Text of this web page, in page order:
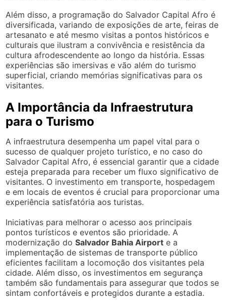
Além disso, a programação do Salvador Capital Afro é
diversificada, variando de exposições de arte, feiras de
artesanato e até mesmo visitas a pontos históricos e
culturais que ilustram a convivência e resistência da
cultura afrodescendente ao longo da história. Essas
experiências são imersivas e vão além do turismo
superficial, criando memórias significativas para os
visitantes.
A Importância da Infraestrutura
para o Turismo
A infraestrutura desempenha um papel vital para o
sucesso de qualquer projeto turístico, e no caso do
Salvador Capital Afro, é essencial garantir que a cidade
esteja preparada para receber um fluxo significativo de
visitantes. O investimento em transporte, hospedagem
e em locais de eventos é crucial para proporcionar uma
experiência satisfatória aos turistas.
Iniciativas para melhorar o acesso aos principais
pontos turísticos e eventos são prioridade. A
modernização doSalvador Bahia Airport e a
implementação de sistemas de transporte público
eficientes facilitam a locomoção dos visitantes pela
cidade. Além disso, os investimentos em segurança
também são fundamentais para assegurar que todos se
sintam confortáveis e protegidos durante a estadia.